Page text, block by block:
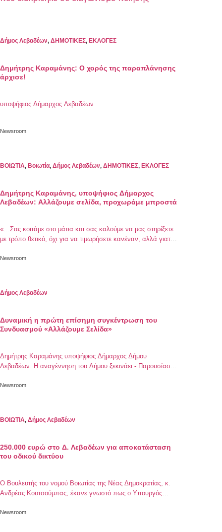
Δήμος Λεβαδέων, ΔΗΜΟΤΙΚΕΣ, ΕΚΛΟΓΕΣ
Δημήτρης Καραμάνης: O χορός της παραπλάνησης
άρχισε!
υποψήφιος Δήμαρχος Λεβαδέων
Newsroom
ΒΟΙΩΤΙΑ, Βοιωτία, Δήμος Λεβαδέων, ΔΗΜΟΤΙΚΕΣ, ΕΚΛΟΓΕΣ
Δημήτρης Καραμάνης, υποψήφιος Δήμαρχος
Λεβαδέων: Αλλάζουμε σελίδα, προχωράμε μπροστά
«…Σας κοιτάμε στο μάτια και σας καλούμε να μας στηρίξετε
με τρόπο θετικό, όχι για να τιμωρήσετε κανέναν, αλλά γιατί
Newsroom
Δήμος Λεβαδέων
Δυναμική η πρώτη επίσημη συγκέντρωση του
Συνδυασμού «Αλλάζουμε Σελίδα»
Δημήτρης Καραμάνης υποψήφιος Δήμαρχος Δήμου
Λεβαδέων: Η αναγέννηση του Δήμου ξεκινάει - Παρουσίαση
προγράμματος
Newsroom
ΒΟΙΩΤΙΑ, Δήμος Λεβαδέων
250.000 ευρώ στο Δ. Λεβαδέων για αποκατάσταση
του οδικού δικτύου
Ο Βουλευτής του νομού Βοιωτίας της Νέας Δημοκρατίας, κ.
Ανδρέας Κουτσούμπας, έκανε γνωστό πως ο Υπουργός
250.000 ευρώ στον Δήμο Λεβαδέων για την αποκατάσταση
Newsroom